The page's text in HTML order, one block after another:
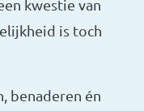
kwestie van
is toch
benaderen én